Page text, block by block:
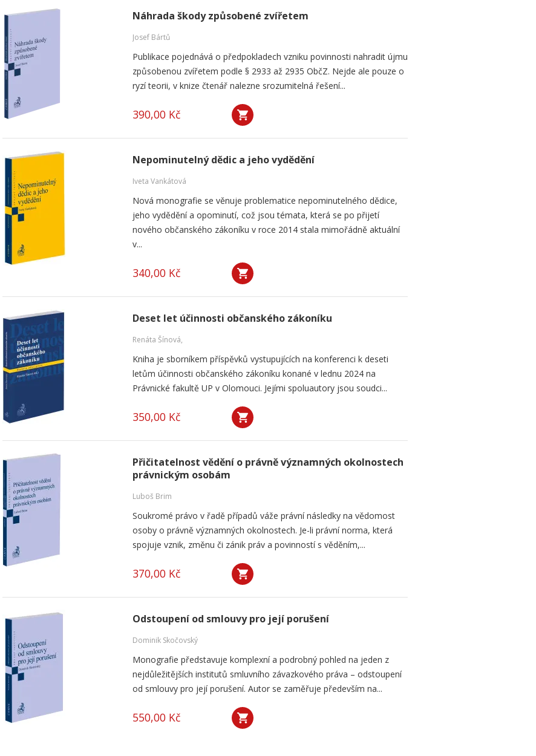
Náhrada škody způsobené zvířetem
Josef Bártů
Publikace pojednává o předpokladech vzniku povinnosti nahradit újmu
způsobenou zvířetem podle § 2933 až 2935 ObčZ. Nejde ale pouze o
ryzí teorii, v knize čtenář nalezne srozumitelná řešení...
390,00 Kč
Nepominutelný dědic a jeho vydědění
Iveta Vankátová
Nová monografie se věnuje problematice nepominutelného dědice,
jeho vydědění a opominutí, což jsou témata, která se po přijetí
nového občanského zákoníku v roce 2014 stala mimořádně aktuální
v...
340,00 Kč
Deset let účinnosti občanského zákoníku
Renáta Šínová,
Kniha je sborníkem příspěvků vystupujících na konferenci k deseti
letům účinnosti občanského zákoníku konané v lednu 2024 na
Právnické fakultě UP v Olomouci. Jejími spoluautory jsou soudci...
350,00 Kč
Přičitatelnost vědění o právně významných okolnostech
právnickým osobám
Luboš Brim
Soukromé právo v řadě případů váže právní následky na vědomost
osoby o právně významných okolnostech. Je-li právní norma, která
spojuje vznik, změnu či zánik práv a povinností s věděním,...
370,00 Kč
Odstoupení od smlouvy pro její porušení
Dominik Skočovský
Monografie představuje komplexní a podrobný pohled na jeden z
nejdůležitějších institutů smluvního závazkového práva – odstoupení
od smlouvy pro její porušení. Autor se zaměřuje především na...
550,00 Kč